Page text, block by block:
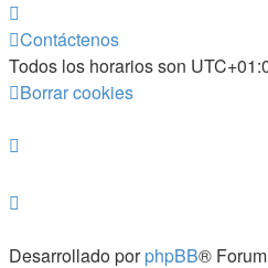
Contáctenos
Todos los horarios son
Borrar cookies
Desarrollado porphpBB®